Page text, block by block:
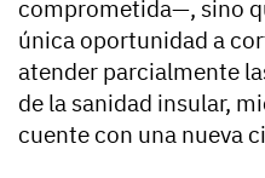
comprometida—, sino
única oportunidad a
atender parcialmente
de la sanidad insular,
cuente con una nueva